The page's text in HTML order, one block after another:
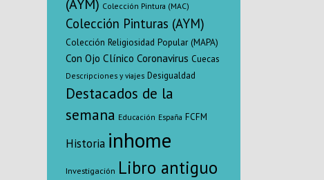
(AYM) Colección Pintura (MAC)
Colección Pinturas (AYM)
Colección Religiosidad Popular (MAPA)
Con Ojo Clínico Coronavirus Cuecas
Descripciones y viajes Desigualdad
Destacados de la
semana Educación España FCFM
Historia inhome
Investigación Libro antiguo